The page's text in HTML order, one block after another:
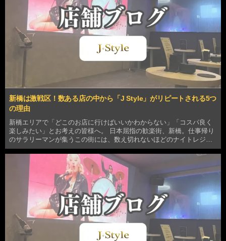
新橋は激戦区！数ある店の中から「J Style」がリピートされる5つ
の理由
新橋エリアで「どこのお店に行けばいいかわからない」「コスパ良く
楽しみたい」とお考えの皆様へ。 日本屈指の歓楽街、新橋。仕事帰り
のサラリーマンが集うこの街には、数え切れないほどのナイトレジャ
ー店が軒を連ねています。まさに「いちゃキャバ激戦区」とも言える
この場所で、私たち「J Style」がなぜ多くのお…